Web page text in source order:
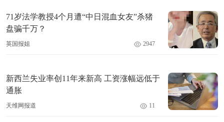
71岁法学教授4个月遭“中日混血女友”杀猪
盘骗千万？
英国报姐 2947
新西兰失业率创11年来新高 工资涨幅远低于
通胀
天维网报道 11